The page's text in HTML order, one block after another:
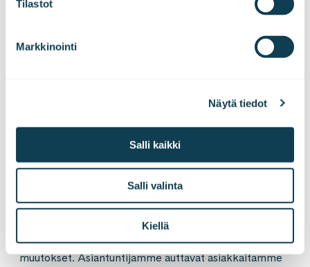
Tilastot
Markkinointi
Näytä tiedot
Salli kaikki
Salli valinta
Kiellä
Kuvat: Baltic Sea Action Group
Gofore on eurooppalainen konsultointi-, teknologia- ja
ratkaisutalo. Olemme alan pioneeri, joka yhdistää niin
käsin kosketeltavan ja digitaalisen maailman kuin
teknologiset mahdollisuudet ja ihmisten toiminnan
muutokset. Asiantuntijamme auttavat asiakkaitamme